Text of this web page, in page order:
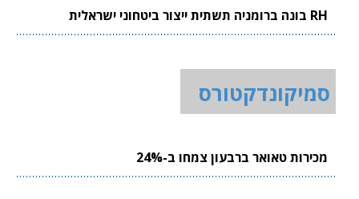
RH בונה ברומניה תשתית ייצור ביטחוני ישראלית
סמיקונדקטורס
מכירות טאואר ברבעון צמחו ב-24%